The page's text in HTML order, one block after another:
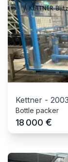
Kettner - 2003
Bottle packer
18 000 €